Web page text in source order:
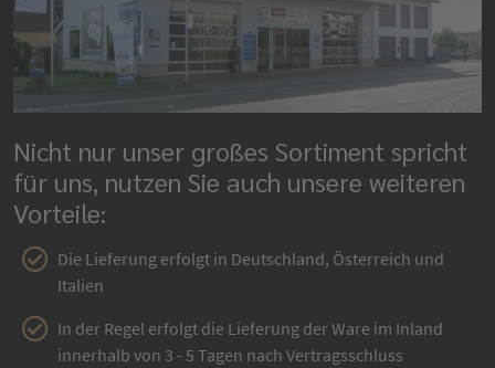
Nicht nur unser großes Sortiment spricht
für uns, nutzen Sie auch unsere weiteren
Vorteile:
Die Lieferung erfolgt in Deutschland, Österreich und
Italien
In der Regel erfolgt die Lieferung der Ware im Inland
innerhalb von 3 - 5 Tagen nach Vertragsschluss